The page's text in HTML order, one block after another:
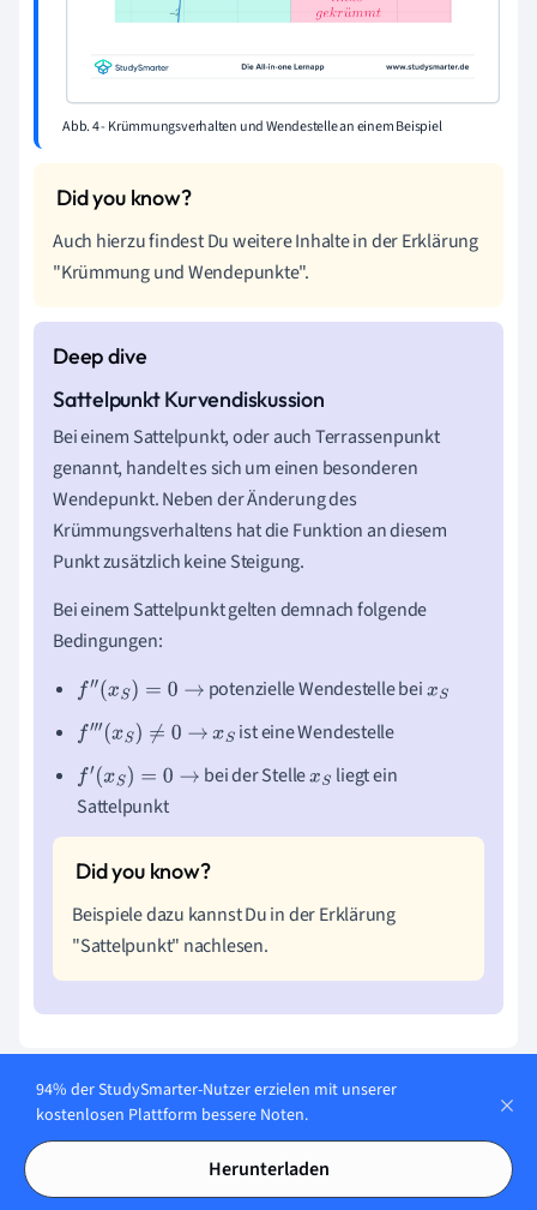
Abb. 4 - Krümmungsverhalten und Wendestelle an einem Beispiel
Auch hierzu findest Du weitere Inhalte in der Erklärung
"Krümmung und Wendepunkte".
Sattelpunkt Kurvendiskussion
Bei einem Sattelpunkt, oder auch Terrassenpunkt
genannt, handelt es sich um einen besonderen
Wendepunkt. Neben der Änderung des
Krümmungsverhaltens hat die Funktion an diesem
Punkt zusätzlich keine Steigung.
Bei einem Sattelpunkt gelten demnach folgende
Bedingungen:
f″(xS)=0 → potenzielle Wendestelle beixS
f‴(xS)≠0→ xS ist eine Wendestelle
f′(xS)=0 → bei der StellexS liegt ein
Sattelpunkt
Beispiele dazu kannst Du in der Erklärung
"Sattelpunkt" nachlesen.
Wertebereich Kurvendiskussion
Der
zeigt Dir, welche y-Werte die Funktion
annehmen kann. Er ergibt sich aus dem Definitionsbereich,
94% der StudySmarter-Nutzer erzielen mit unserer
kostenlosen Plattform bessere Noten.
Herunterladen